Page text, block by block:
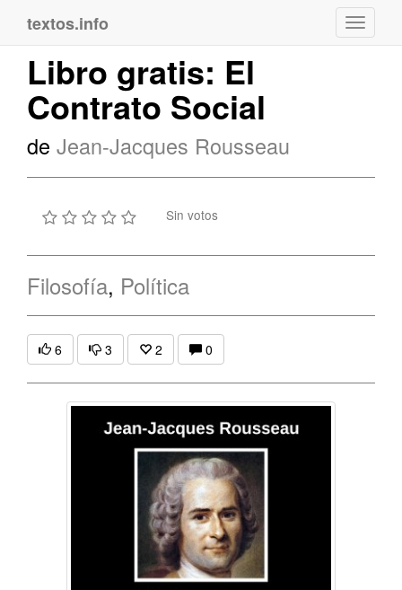
textos.info
Libro gratis: El
Contrato Social
de Jean-Jacques Rousseau
Sin votos
Filosofía, Política
6 3 2 0